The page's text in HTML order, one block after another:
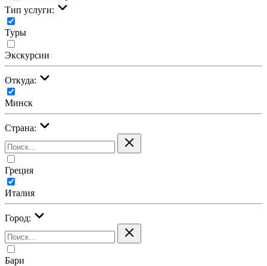
Тип услуги:
Туры
Экскурсии
Откуда:
Минск
Страна:
Греция
Италия
Город:
Бари